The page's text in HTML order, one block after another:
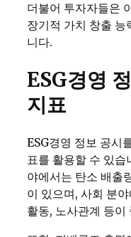
더불어 투자자들은
장기적 가치 창출 능
니다.
ESG경영
지표
ESG경영 정보 공시
표를 활용할 수 있습
야에서는 탄소 배출
이 있으며, 사회 분
활동, 노사관계 등이